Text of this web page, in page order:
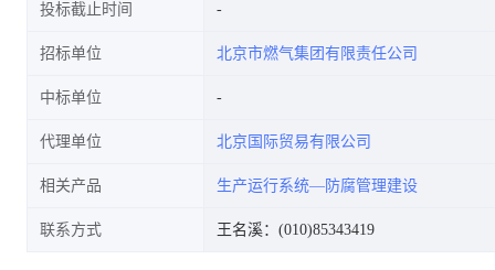
投标截止时间
招标单位 北京市燃气集团有限责任公司
中标单位
代理单位 北京国际贸易有限公司
相关产品 生产运行系统—防腐管理建设
联系方式 王名溪：(010)85343419